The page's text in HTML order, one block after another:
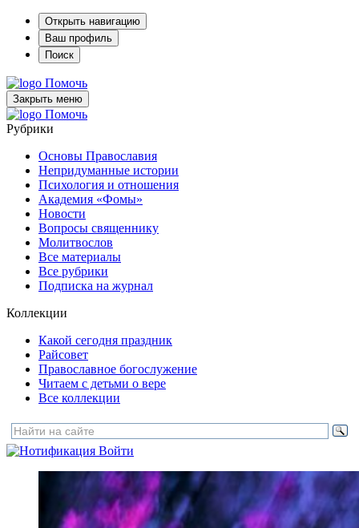
Открыть навигацию
Ваш профиль
Поиск
Помочь
Закрыть меню
Помочь
Рубрики
Основы Православия
Непридуманные истории
Психология и отношения
Академия «Фомы»
Новости
Вопросы священнику
Молитвослов
Все материалы
Все рубрики
Подписка на журнал
Коллекции
Какой сегодня праздник
Райсовет
Православное богослужение
Читаем с детьми о вере
Все коллекции
Войти